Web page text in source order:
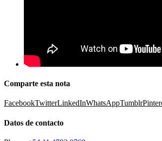
Comparte esta nota
FacebookTwitterLinkedInWhatsAppTumblr
Datos de contacto